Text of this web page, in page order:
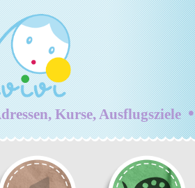
Kurse, Ausflugsziele•